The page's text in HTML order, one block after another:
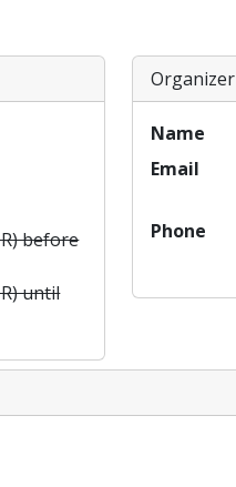
before
until
Organizer
Name
Email
Phone